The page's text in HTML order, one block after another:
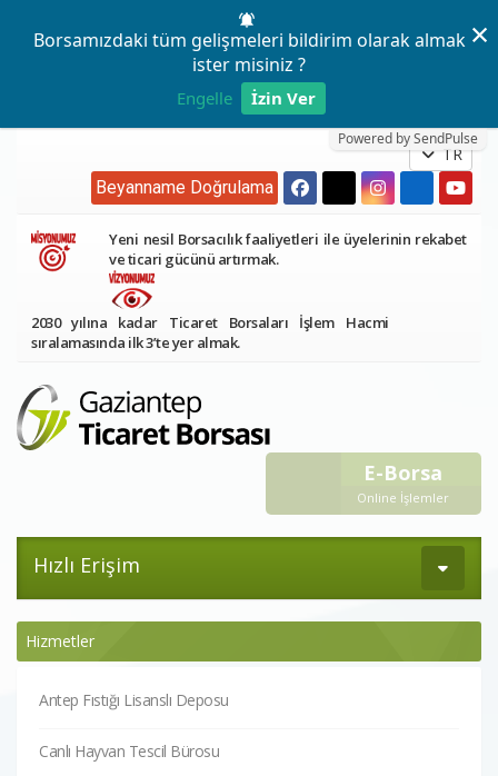
Borsamızdaki tüm gelişmeleri bildirim olarak almak
ister misiniz ?
Engelle İzin Ver
Powered by SendPulse
×
TR
Beyanname Doğrulama
Yeni nesil Borsacılık faaliyetleri ile üyelerinin rekabet
ve ticari gücünü artırmak.
2030 yılına kadar Ticaret Borsaları İşlem Hacmi
sıralamasında ilk 3’te yer almak.
E-Borsa
Online İşlemler
Hızlı Erişim
Hizmetler
Antep Fıstığı Lisanslı Deposu
Canlı Hayvan Tescil Bürosu